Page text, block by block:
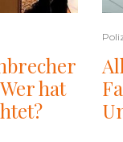
hat